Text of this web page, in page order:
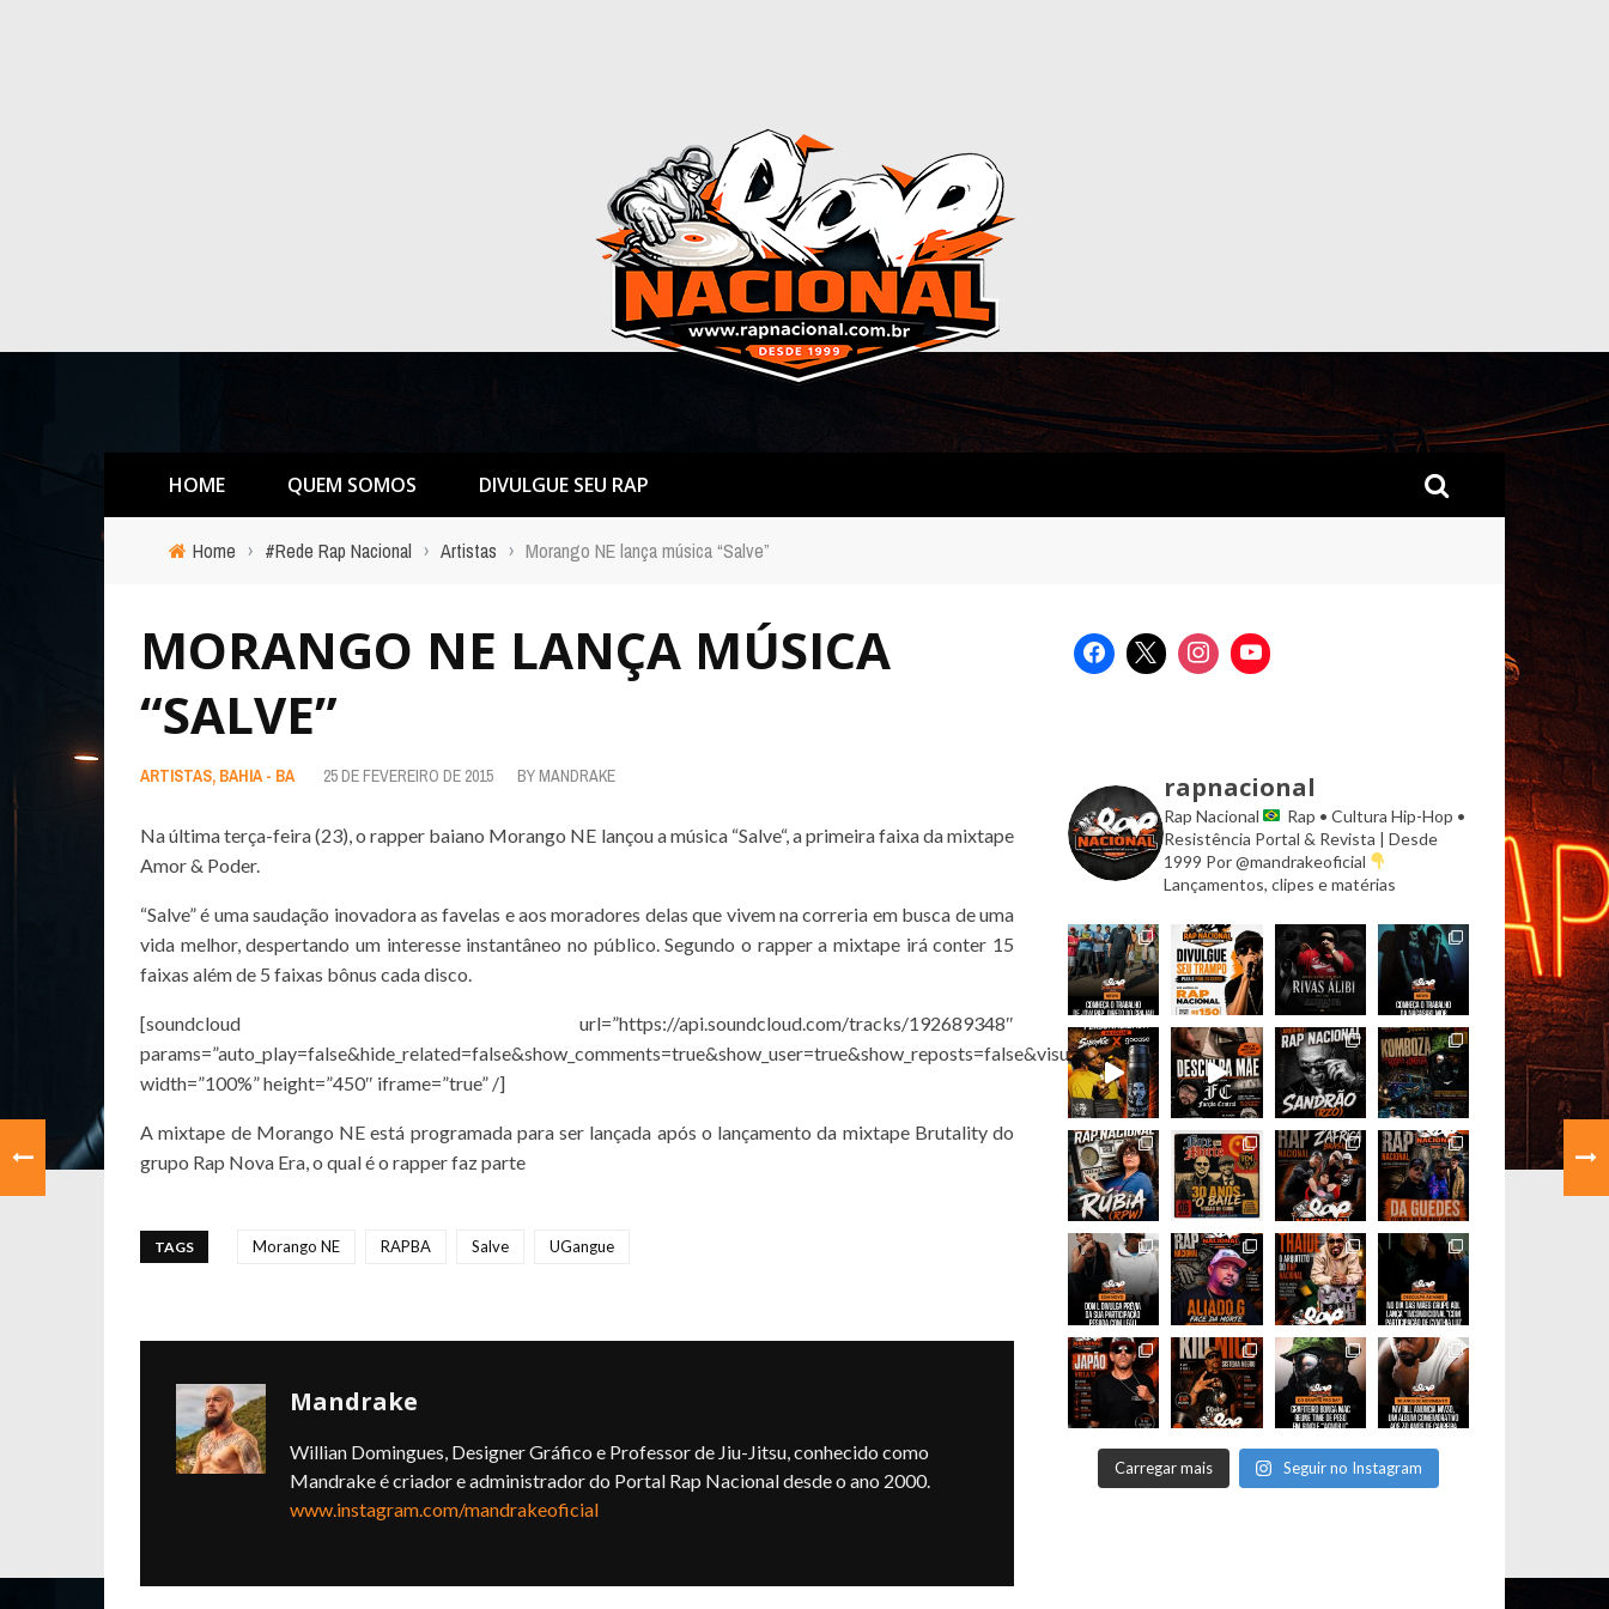
HOME QUEM SOMOS DIVULGUE SEU RAP
Home › #Rede Rap Nacional › Artistas › Morango NE lança música “Salve”
MORANGO NE LANÇA MÚSICA
“SALVE”
ARTISTAS, BAHIA - BA 25 DE FEVEREIRO DE 2015 BY MANDRAKE
Na última terça-feira (23), o rapper baiano Morango NE lançou a música “Salve“, a primeira faixa da mixtape
Amor & Poder.
“Salve” é uma saudação inovadora as favelas e aos moradores delas que vivem na correria em busca de uma
vida melhor, despertando um interesse instantâneo no público. Segundo o rapper a mixtape irá conter 15
faixas além de 5 faixas bônus cada disco.
[soundcloud url=”https://api.soundcloud.com/tracks/192689348″
params=”auto_play=false&hide_related=false&show_comments=true&show_user=true&show_reposts=false&visual=true”
width=”100%” height=”450″ iframe=”true” /]
A mixtape de Morango NE está programada para ser lançada após o lançamento da mixtape Brutality do
grupo Rap Nova Era, o qual é o rapper faz parte
TAGS Morango NE RAPBA Salve UGangue
Mandrake
Willian Domingues, Designer Gráfico e Professor de Jiu-Jitsu, conhecido como
Mandrake é criador e administrador do Portal Rap Nacional desde o ano 2000.
www.instagram.com/mandrakeoficial
rapnacional
Rap Nacional
Rap • Cultura Hip-Hop •
Resistência Portal & Revista | Desde
1999 Por @mandrakeoficial
Lançamentos, clipes e matérias
Carregar mais Seguir no Instagram